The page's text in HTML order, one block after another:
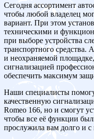
Сегодня ассортимент
чтобы любой владелец
вариант. При этом
техническими и
при выборе устройства
транспортного
и неохраняемой
сигнализацией
обеспечить максимум
Наши специалисты
качественную
Romeo 166, но и смогут
чтобы все её функции
прослужила вам долго и с